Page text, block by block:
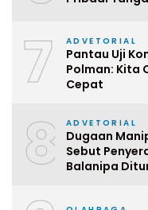
7 ADVETORIAL
Pantau Uji
Polman: Kita
Cepat
8 ADVETORIAL
Dugaan
Sebut
Balanipa